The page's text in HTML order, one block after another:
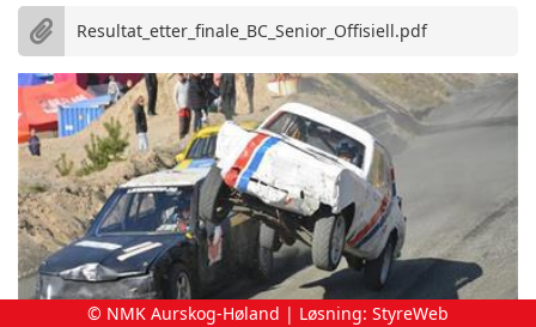
Resultat_etter_finale_BC_Senior_Offisiell.pdf
© NMK Aurskog-Høland | Løsning: StyreWeb